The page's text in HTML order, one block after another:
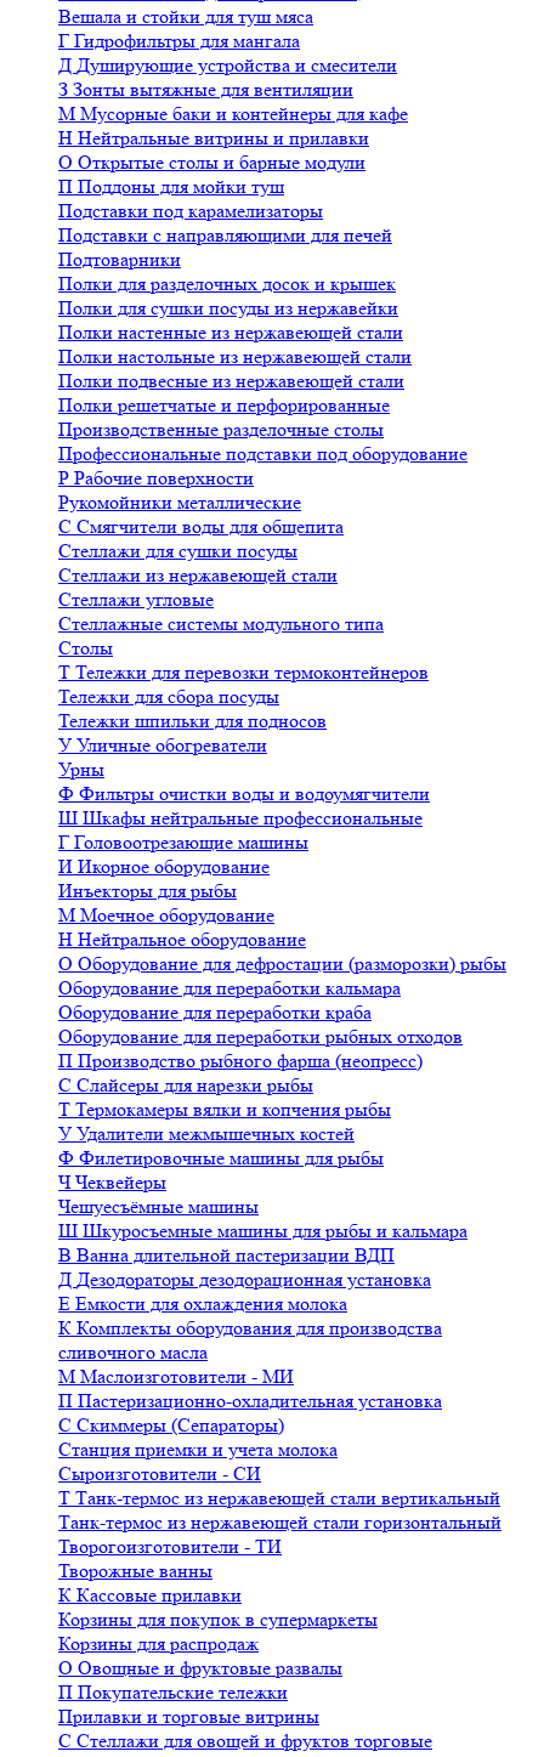
Вешала и стойки для туш мяса
Г Гидрофильтры для мангала
Д Душирующие устройства и смесители
З Зонты вытяжные для вентиляции
М Мусорные баки и контейнеры для кафе
Н Нейтральные витрины и прилавки
О Открытые столы и барные модули
П Поддоны для мойки туш
Подставки под карамелизаторы
Подставки с направляющими для печей
Подтоварники
Полки для разделочных досок и крышек
Полки для сушки посуды из нержавейки
Полки настенные из нержавеющей стали
Полки настольные из нержавеющей стали
Полки подвесные из нержавеющей стали
Полки решетчатые и перфорированные
Производственные разделочные столы
Профессиональные подставки под оборудование
Р Рабочие поверхности
Рукомойники металлические
С Смягчители воды для общепита
Стеллажи для сушки посуды
Стеллажи из нержавеющей стали
Стеллажи угловые
Стеллажные системы модульного типа
Столы
Т Тележки для перевозки термоконтейнеров
Тележки для сбора посуды
Тележки шпильки для подносов
У Уличные обогреватели
Урны
Ф Фильтры очистки воды и водоумягчители
Ш Шкафы нейтральные профессиональные
Г Головоотрезающие машины
И Икорное оборудование
Инъекторы для рыбы
М Моечное оборудование
Н Нейтральное оборудование
О Оборудование для дефростации (разморозки) рыбы
Оборудование для переработки кальмара
Оборудование для переработки краба
Оборудование для переработки рыбных отходов
П Производство рыбного фарша (неопресс)
С Слайсеры для нарезки рыбы
Т Термокамеры вялки и копчения рыбы
У Удалители межмышечных костей
Ф Филетировочные машины для рыбы
ЧЧеквейеры
Чешуесъёмные машины
Ш Шкуросъемные машины для рыбы и кальмара
В Ванна длительной пастеризации ВДП
Д Дезодораторы дезодорационная установка
Е Емкости для охлаждения молока
К Комплекты оборудования для производства
сливочного масла
М Маслоизготовители - МИ
П Пастеризационно-охладительная установка
С Скиммеры (Сепараторы)
Станция приемки и учета молока
Сыроизготовители - СИ
Т Танк-термос из нержавеющей стали вертикальный
Танк-термос из нержавеющей стали горизонтальный
Творогоизготовители - ТИ
Творожные ванны
К Кассовые прилавки
Корзины для покупок в супермаркеты
Корзины для распродаж
О Овощные и фруктовые развалы
П Покупательские тележки
Прилавки и торговые витрины
С Стеллажи для овощей и фруктов торговые